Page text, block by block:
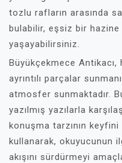
tozlu rafların arasında
bulabilir, eşsiz bir hazine
yaşayabilirsiniz.
Büyükçekmece
ayrıntılı parçalar
atmosfer sunmaktadır.
yazılmış yazılarla
konuşma tarzının keyfini
kullanarak, okuyucunun
akışını sürdürmeyi